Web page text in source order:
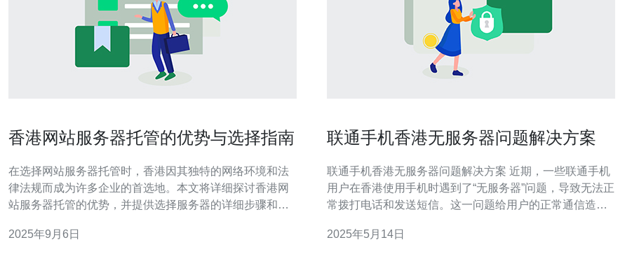
香港网站服务器托管的优势与选择指南
在选择网站服务器托管时，香港因其独特的网络环境和法
律法规而成为许多企业的首选地。本文将详细探讨香港网
站服务器托管的优势，并提供选择服务器的详细步骤和指
电力供应，这使得它成为国际业务的理想选择。接下来，
2025年9月6日
联通手机香港无服务器问题解决方案
联通手机香港无服务器问题解决方案 近期，一些联通手机
用户在香港使用手机时遇到了“无服务器”问题，导致无法正
常拨打电话和发送短信。这一问题给用户的正常通信造成
检查手机的网络设置是否正确。在手机设置中，选择“移动
2025年5月14日